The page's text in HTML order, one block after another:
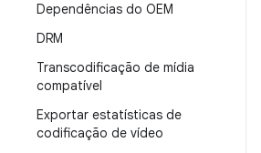
Dependências do OEM
DRM
Transcodificação de mídia
compatível
Exportar estatísticas de
codificação de vídeo